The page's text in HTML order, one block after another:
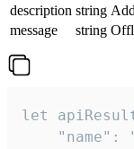
description string
message
string
let
"name":